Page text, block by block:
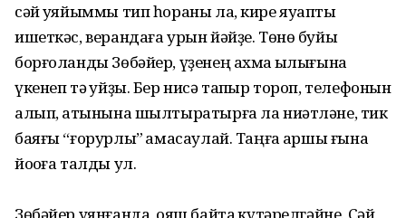
сәй ҡуяйыммы тип һораны ла, кире яуапты
ишеткәс, верандаға урын йәйҙе. Төнө буйы
борғоланды Зөбәйер, үҙенең ахмаҡ ҡылығына
үкенеп тә ҡуйҙы. Бер нисә тапҡыр тороп, телефонын
алып, ҡатынына шылтыратырға ла ниәтләне, тик
баяғы “ғорурлыҡ” ҡамасаулай. Таңға ҡаршы ғына
йоҡоға талды ул.